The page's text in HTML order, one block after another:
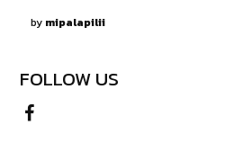
by mipalapilii
FOLLOW US